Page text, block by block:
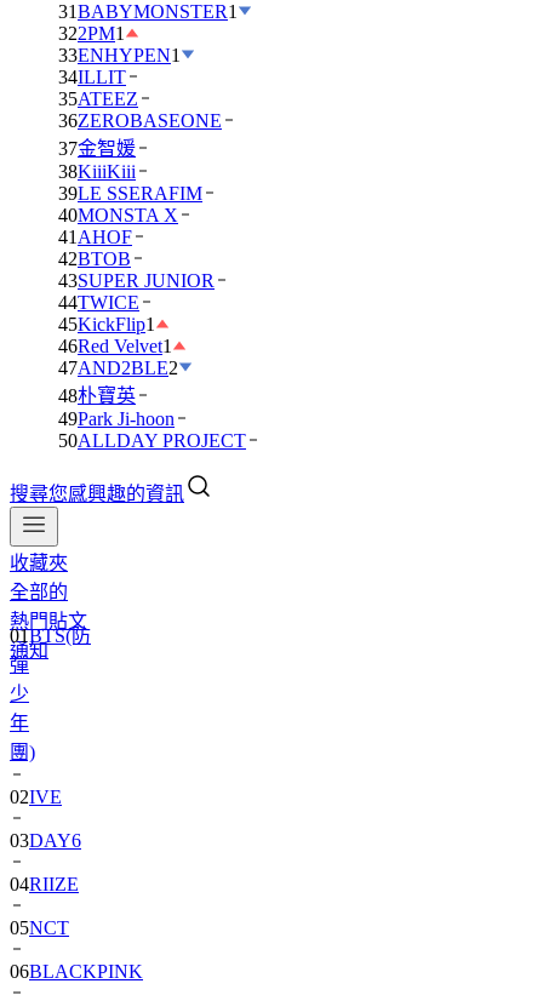
31BABYMONSTER1
322PM1
33ENHYPEN1
34ILLIT
35ATEEZ
36ZEROBASEONE
37金智媛
38KiiiKiii
39LE SSERAFIM
40MONSTA X
41 AHOF
42BTOB
43SUPER JUNIOR
44TWICE
45KickFlip1
46Red Velvet1
47AND2BLE2
48朴寶英
49Park Ji-hoon
50ALLDAY PROJECT
搜尋您感興趣的資訊
收藏夾
全部的
熱門貼文
通知
01BTS(防
彈
少
年
團)
02IVE
03DAY6
04RIIZE
05NCT
06BLACKPINK
07TWS